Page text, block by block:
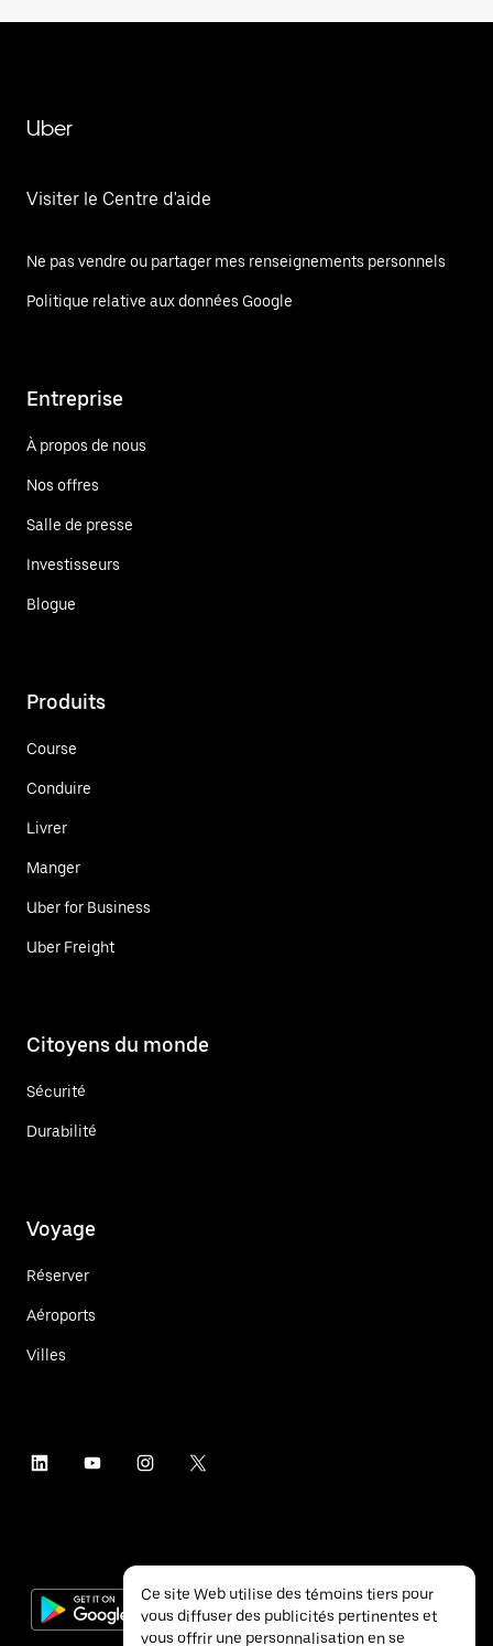
Uber
Visiter le Centre d'aide
Ne pas vendre ou partager mes renseignements personnels
Politique relative aux données Google
Entreprise
À propos de nous
Nos offres
Salle de presse
Investisseurs
Blogue
Produits
Course
Conduire
Livrer
Manger
Uber for Business
Uber Freight
Citoyens du monde
Sécurité
Durabilité
Voyage
Réserver
Aéroports
Villes
Ce site Web utilise des témoins tiers pour
vous diffuser des publicités pertinentes et
vous offrir une personnalisation en se